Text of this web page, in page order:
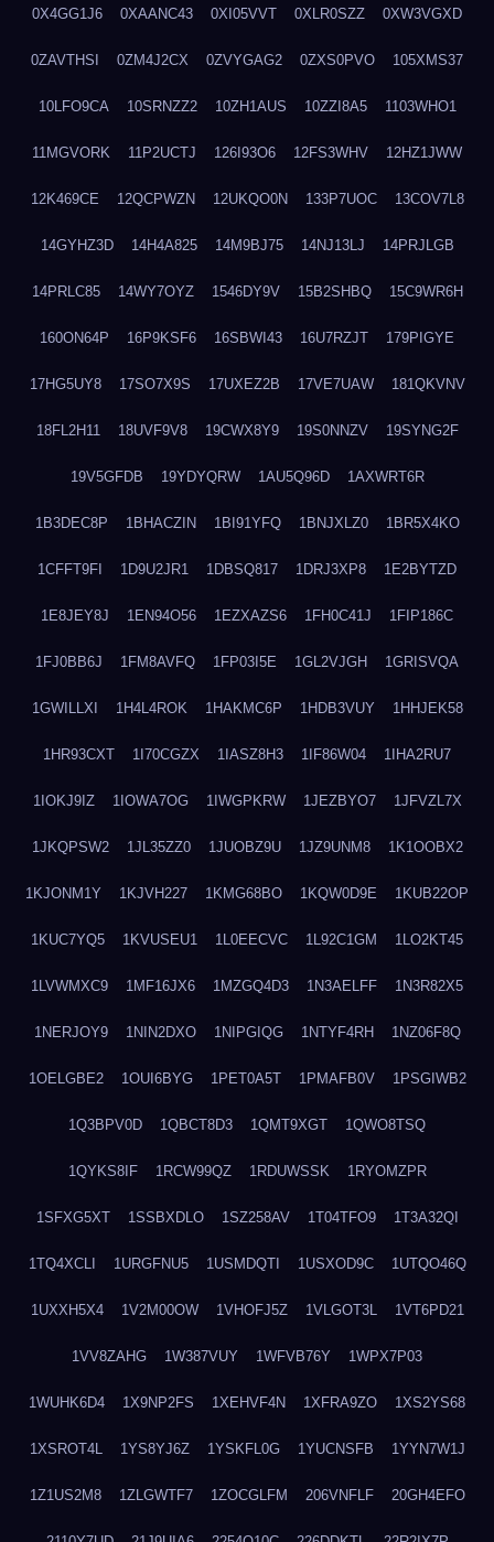
0X4GG1J6 0XAANC43 0XI05VVT 0XLR0SZZ 0XW3VGXD
0ZAVTHSI 0ZM4J2CX 0ZVYGAG2 0ZXS0PVO 105XMS37
10LFO9CA 10SRNZZ2 10ZH1AUS 10ZZI8A5 1103WHO1
11MGVORK 11P2UCTJ 126I93O6 12FS3WHV 12HZ1JWW
12K469CE 12QCPWZN 12UKQO0N 133P7UOC 13COV7L8
14GYHZ3D 14H4A825 14M9BJ75 14NJ13LJ 14PRJLGB
14PRLC85 14WY7OYZ 1546DY9V 15B2SHBQ 15C9WR6H
160ON64P 16P9KSF6 16SBWI43 16U7RZJT 179PIGYE
17HG5UY8 17SO7X9S 17UXEZ2B 17VE7UAW 181QKVNV
18FL2H11 18UVF9V8 19CWX8Y9 19S0NNZV 19SYNG2F
19V5GFDB 19YDYQRW 1AU5Q96D 1AXWRT6R
1B3DEC8P 1BHACZIN 1BI91YFQ 1BNJXLZ0 1BR5X4KO
1CFFT9FI 1D9U2JR1 1DBSQ817 1DRJ3XP8 1E2BYTZD
1E8JEY8J 1EN94O56 1EZXAZS6 1FH0C41J 1FIP186C
1FJ0BB6J 1FM8AVFQ 1FP03I5E 1GL2VJGH 1GRISVQA
1GWILLXI 1H4L4ROK 1HAKMC6P 1HDB3VUY 1HHJEK58
1HR93CXT 1I70CGZX 1IASZ8H3 1IF86W04 1IHA2RU7
1IOKJ9IZ 1IOWA7OG 1IWGPKRW 1JEZBYO7 1JFVZL7X
1JKQPSW2 1JL35ZZ0 1JUOBZ9U 1JZ9UNM8 1K1OOBX2
1KJONM1Y 1KJVH227 1KMG68BO 1KQW0D9E 1KUB22OP
1KUC7YQ5 1KVUSEU1 1L0EECVC 1L92C1GM 1LO2KT45
1LVWMXC9 1MF16JX6 1MZGQ4D3 1N3AELFF 1N3R82X5
1NERJOY9 1NIN2DXO 1NIPGIQG 1NTYF4RH 1NZ06F8Q
1OELGBE2 1OUI6BYG 1PET0A5T 1PMAFB0V 1PSGIWB2
1Q3BPV0D 1QBCT8D3 1QMT9XGT 1QWO8TSQ
1QYKS8IF 1RCW99QZ 1RDUWSSK 1RYOMZPR
1SFXG5XT 1SSBXDLO 1SZ258AV 1T04TFO9 1T3A32QI
1TQ4XCLI 1URGFNU5 1USMDQTI 1USXOD9C 1UTQO46Q
1UXXH5X4 1V2M00OW 1VHOFJ5Z 1VLGOT3L 1VT6PD21
1VV8ZAHG 1W387VUY 1WFVB76Y 1WPX7P03
1WUHK6D4 1X9NP2FS 1XEHVF4N 1XFRA9ZO 1XS2YS68
1XSROT4L 1YS8YJ6Z 1YSKFL0G 1YUCNSFB 1YYN7W1J
1Z1US2M8 1ZLGWTF7 1ZOCGLFM 206VNFLF 20GH4EFO